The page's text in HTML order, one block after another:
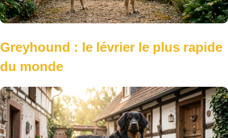
Greyhound : le lévrier le plus rapide
du monde